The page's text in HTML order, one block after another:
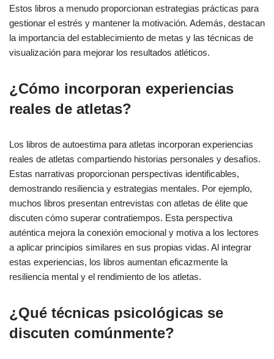
Estos libros a menudo proporcionan estrategias prácticas para
gestionar el estrés y mantener la motivación. Además, destacan
la importancia del establecimiento de metas y las técnicas de
visualización para mejorar los resultados atléticos.
¿Cómo incorporan experiencias
reales de atletas?
Los libros de autoestima para atletas incorporan experiencias
reales de atletas compartiendo historias personales y desafíos.
Estas narrativas proporcionan perspectivas identificables,
demostrando resiliencia y estrategias mentales. Por ejemplo,
muchos libros presentan entrevistas con atletas de élite que
discuten cómo superar contratiempos. Esta perspectiva
auténtica mejora la conexión emocional y motiva a los lectores
a aplicar principios similares en sus propias vidas. Al integrar
estas experiencias, los libros aumentan eficazmente la
resiliencia mental y el rendimiento de los atletas.
¿Qué técnicas psicológicas se
discuten comúnmente?